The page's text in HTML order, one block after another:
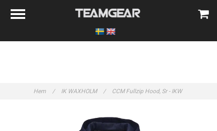
Hem / IK WAXHOLM / CCM Fullzip Hood, Sr - IKW